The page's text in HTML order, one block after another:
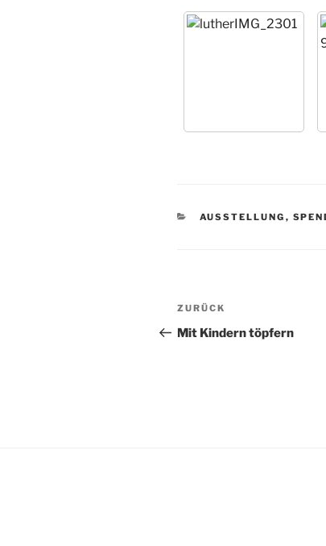
KATEGORIEN
AUSSTELLUNG ,
Vorheriger
Beitrag
ZURÜCK
Mit Kindern töpfern